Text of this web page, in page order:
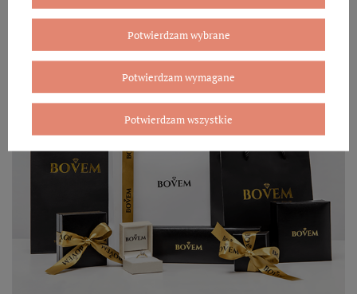
Potwierdzam wybrane
Potwierdzam wymagane
Potwierdzam wszystkie